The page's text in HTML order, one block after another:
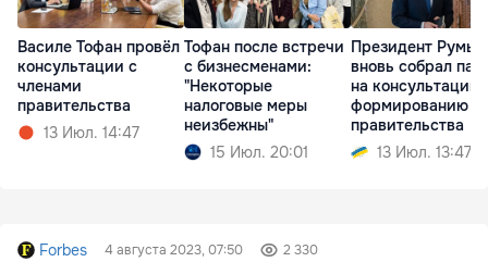
Василе Тофан провёл
консультации с
членами
правительства
13 Июл. 14:47
Тофан после встречи
с бизнесменами:
"Некоторые
налоговые меры
неизбежны"
15 Июл. 20:01
Президент
вновь собрал
на консультации
формированию
правительства
13 Июл. 13:47
Forbes 4 августа 2023, 07:50 2 330